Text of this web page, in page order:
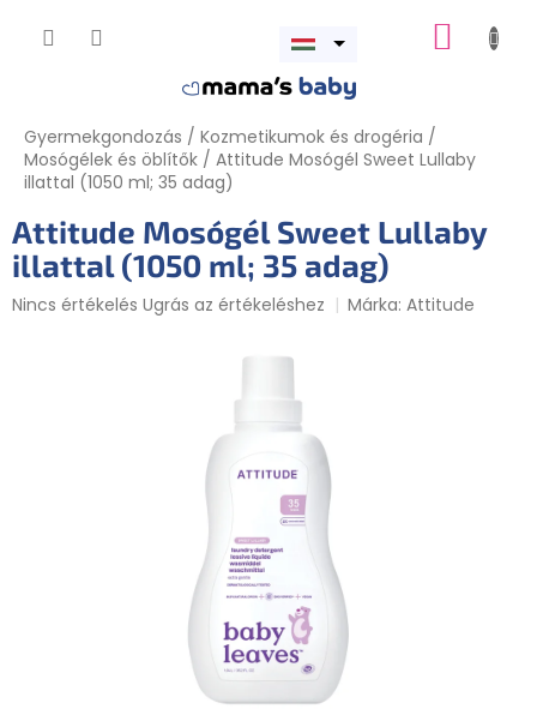
KOSÁR
Menü
Gyermekgondozás / Kozmetikumok és drogéria /
Mosógélek és öblítők / Attitude Mosógél Sweet Lullaby
illattal (1050 ml; 35 adag)
Attitude Mosógél Sweet Lullaby
illattal (1050 ml; 35 adag)
A
Nincs értékelés Ugrás az értékeléshez Márka:Attitude